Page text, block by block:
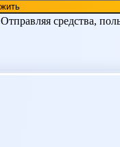
Отправляя средства,